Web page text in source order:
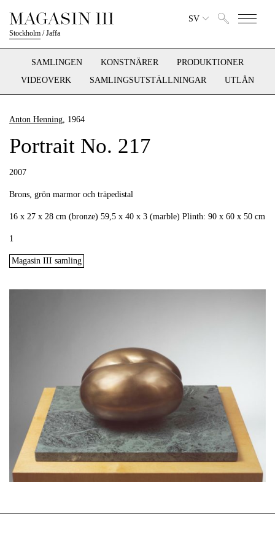
Stockholm /Jaffa
SV
SAMLINGEN KONSTNÄRER
PRODUKTIONER
VIDEOVERK
SAMLINGSUTSTÄLLNINGAR UTLÅN
Anton Henning, 1964
Portrait No. 217
2007
Brons, grön marmor och träpedistal
16 x 27 x 28 cm (bronze) 59,5 x 40 x 3 (marble) Plinth: 90 x 60 x 50 cm
1
Magasin III samling